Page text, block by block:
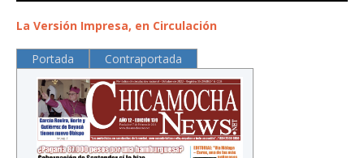
La Versión Impresa, en Circulación
Portada Contraportada